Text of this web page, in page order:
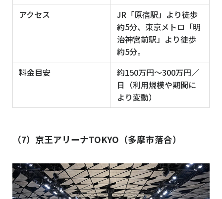
アクセス
JR「原宿駅」より徒歩
約5分、東京メトロ「明
治神宮前駅」より徒歩
約5分。
料金目安
約150万円〜300万円／
日（利用規模や期間に
より変動）
（7）京王アリーナTOKYO（多摩市落合）